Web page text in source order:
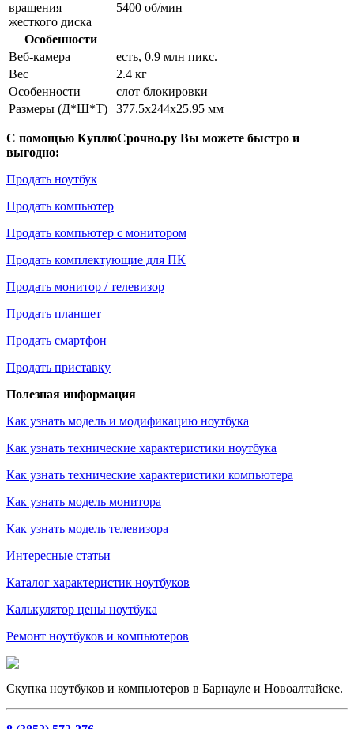
вращения
жесткого диска
5400 об/мин
Особенности
Веб-камера
есть, 0.9 млн пикс.
Вес
2.4 кг
Особенности
слот блокировки
Размеры (Д*Ш*Т)
377.5x244x25.95 мм
С помощью КуплюСрочно.ру Вы можете быстро и
выгодно:
Продать ноутбук
Продать компьютер
Продать компьютер с монитором
Продать комплектующие для ПК
Продать монитор / телевизор
Продать планшет
Продать смартфон
Продать приставку
Полезная информация
Как узнать модель и модификацию ноутбука
Как узнать технические характеристики ноутбука
Как узнать технические характеристики компьютера
Как узнать модель монитора
Как узнать модель телевизора
Интересные статьи
Каталог характеристик ноутбуков
Калькулятор цены ноутбука
Ремонт ноутбуков и компьютеров
Скупка ноутбуков и компьютеров в Барнауле и Новоалтайске.